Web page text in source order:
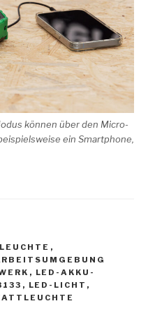
können über den Micro-
ein Smartphone,
,
, LED-AKKU-
, LED-LICHT ,